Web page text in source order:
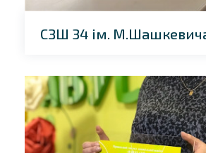
СЗШ 34 ім.